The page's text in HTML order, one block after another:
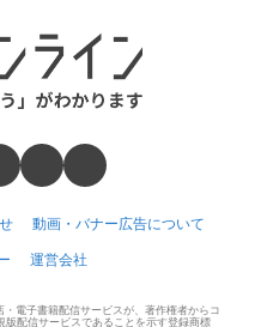
動画・バナー広告について
運営会社
電子書籍配信サービスが、著作権者からコ
版配信サービスであることを示す登録商標